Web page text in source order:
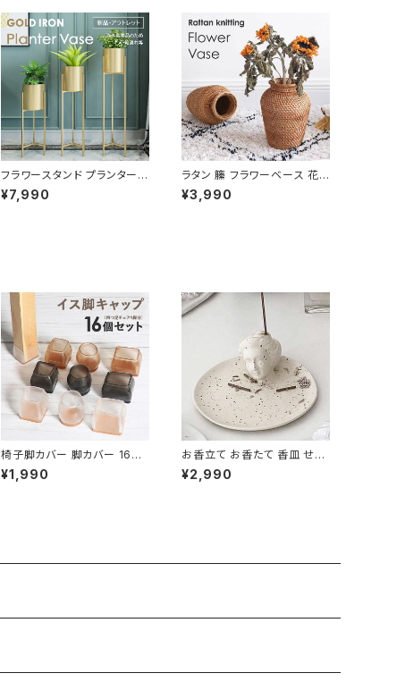
フラワースタンド プランタース
タンド ゴールド 北欧 花台 鉢
台 PLVS001-GD
¥7,990
ラタン 籘 フラワーベース 花
瓶 おしゃれ ラタン家具 インテ
リア NTFV020
¥3,990
椅子脚カバー 脚カバー 16個
セット シリコン 足カバー キャ
ップ CLCP001-16P
¥1,990
お香立て お香たて 香皿 せん
こうたて お線香立て 陶器 陶
磁器 CDST007
¥2,990